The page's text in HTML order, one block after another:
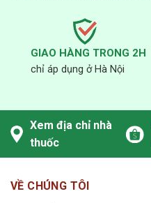
GIAO HÀNG TRONG 2H
chỉ áp dụng ở Hà Nội
Xem địa chỉ nhà
thuốc
VỀ CHÚNG TÔI